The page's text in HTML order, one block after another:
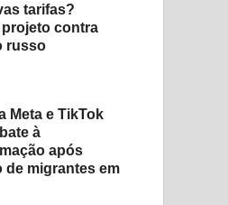
tarifas?
contra
russo
Meta e TikTok
à
após
de migrantes em